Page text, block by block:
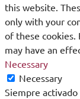
this website.
only with your
of these
may have an
Necessary
Necessary
Siempre activado